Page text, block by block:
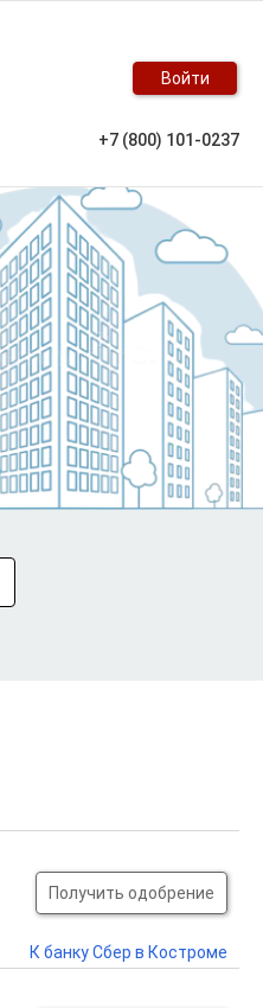
Войти
+7 (800) 101-0237
Получить одобрение
К банку Сбер в Костроме